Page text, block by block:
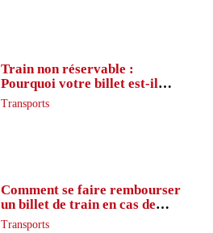
Train non réservable :
Pourquoi votre billet est-il
inaccessible ?
Transports
Comment se faire rembourser
un billet de train en cas de
retard ?
Transports